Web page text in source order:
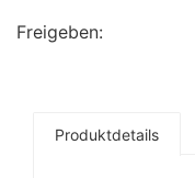
Freigeben:
Produktdetails